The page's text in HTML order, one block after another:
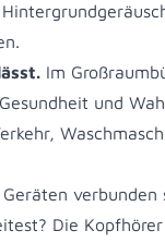
Im
und
verbunden
Die Kopfhörer